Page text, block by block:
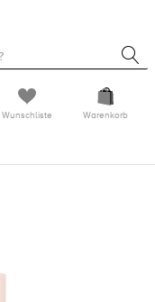
Wunschliste Warenkorb